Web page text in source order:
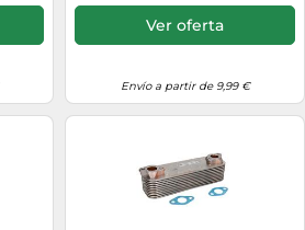
Ver oferta
Envío a partir de 9,99 €